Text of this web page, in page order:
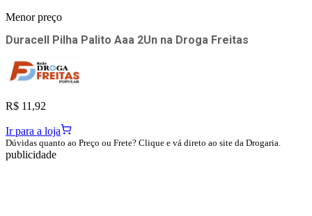
Menor preço
Duracell Pilha Palito Aaa 2Un na Droga Freitas
R$ 11,92
Ir para a loja
Dúvidas quanto ao Preço ou Frete? Clique e vá direto ao site da Drogaria.
publicidade